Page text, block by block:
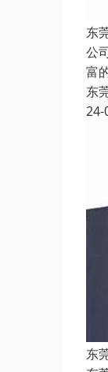
东
公
富
东
24-
东